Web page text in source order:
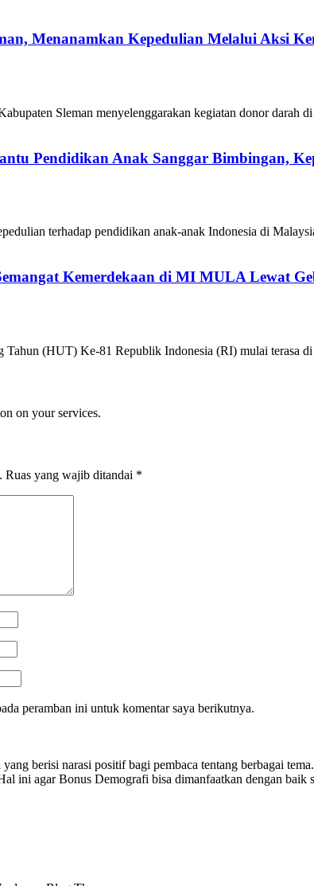
Menanamkan Kepedulian Melalui Aksi
Sleman menyelenggarakan kegiatan donor
Pendidikan Anak Sanggar Bimbingan,
terhadap pendidikan anak-anak Indonesia di
Kemerdekaan di MI MULA Lewat
Tahun (HUT) Ke-81 Republik Indonesia (RI) mulai terasa
on your services.
Ruas yang wajib ditandai *
peramban ini untuk komentar saya berikutnya.
berisi narasi positif bagi pembaca tentang berbagai
ini agar Bonus Demografi bisa dimanfaatkan dengan